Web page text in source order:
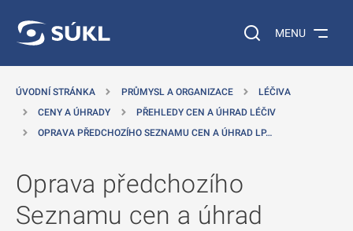
Vyhledávání na
MENU
ÚVODNÍ STRÁNKA PRŮMYSL A ORGANIZACE
LÉČIVA
CENY A ÚHRADY
PŘEHLEDY CEN A ÚHRAD LÉČIV
OPRAVA PŘEDCHOZÍHO SEZNAMU CEN A ÚHRAD LP…
Oprava předchozího
Seznamu cen a úhrad